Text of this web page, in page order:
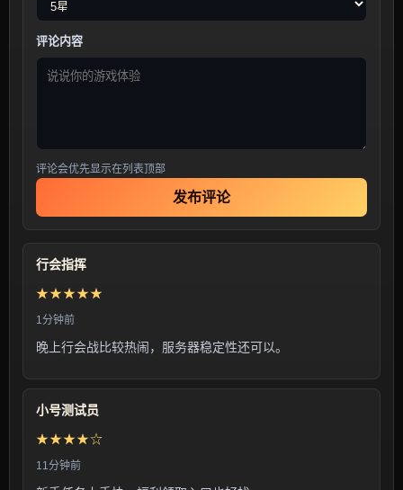
评论内容
评论会优先显示在列表顶部
发布评论
行会指挥
★★★★★
1分钟前
晚上行会战比较热闹，服务器稳定性还可以。
小号测试员
★★★★☆
11分钟前